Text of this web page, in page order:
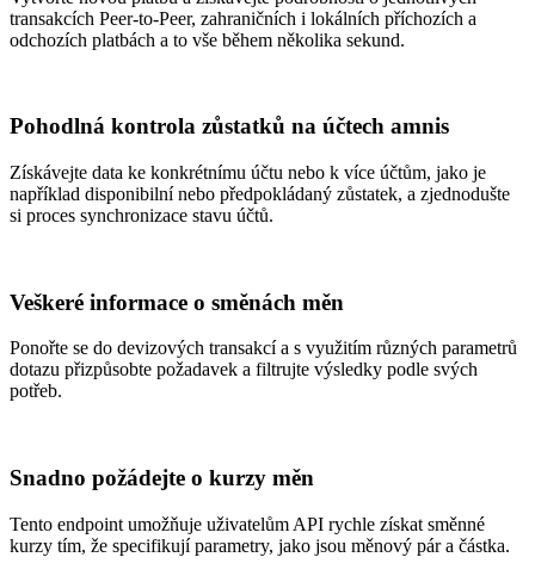
transakcích Peer-to-Peer, zahraničních i lokálních příchozích a
odchozích platbách a to vše během několika sekund.
Pohodlná kontrola zůstatků na účtech amnis
Získávejte data ke konkrétnímu účtu nebo k více účtům, jako je
například disponibilní nebo předpokládaný zůstatek, a zjednodušte
si proces synchronizace stavu účtů.
Veškeré informace o směnách měn
Ponořte se do devizových transakcí a s využitím různých parametrů
dotazu přizpůsobte požadavek a filtrujte výsledky podle svých
potřeb.
Snadno požádejte o kurzy měn
Tento endpoint umožňuje uživatelům API rychle získat směnné
kurzy tím, že specifikují parametry, jako jsou měnový pár a částka.